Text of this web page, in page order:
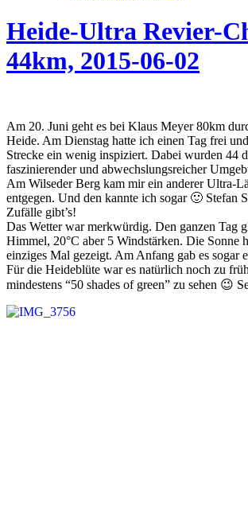
Heide-Ultra Revier-
44km, 2015-06-02
Am 20. Juni geht es bei Klaus Meyer 80km
Heide. Am Dienstag hatte ich einen Tag frei
Strecke ein wenig inspiziert. Dabei wurden 44
faszinierender und abwechslungsreicher
Am Wilseder Berg kam mir ein anderer Ultra-
entgegen. Und den kannte ich sogar 🙂 Stefan
Zufälle gibt’s!
Das Wetter war merkwürdig. Den ganzen Tag
Himmel, 20°C aber 5 Windstärken. Die Sonne
einziges Mal gezeigt. Am Anfang gab es sogar
Für die Heideblüte war es natürlich noch zu
mindestens “50 shades of green” zu sehen 😉